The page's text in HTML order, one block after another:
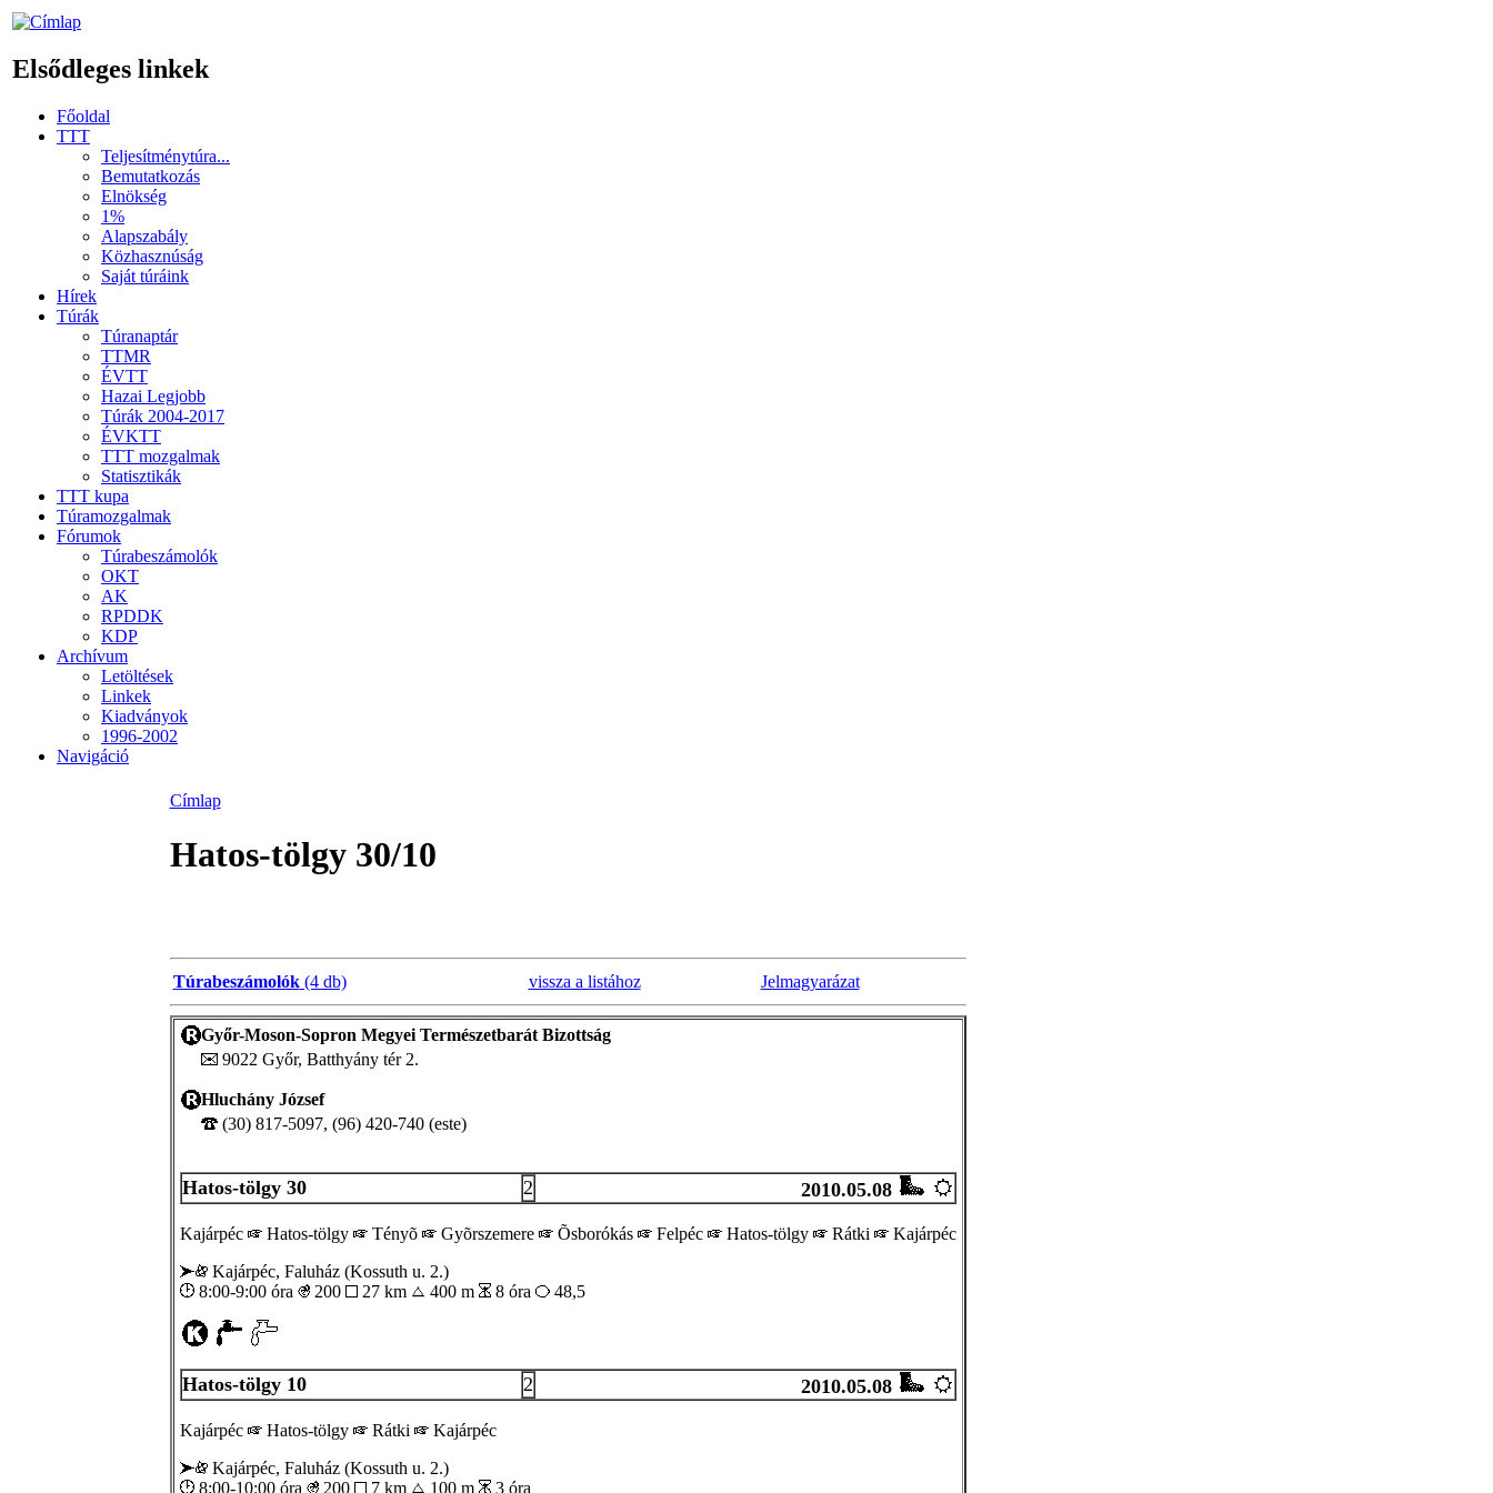
Elsődleges linkek
Főoldal
TTT
Teljesítménytúra...
Bemutatkozás
Elnökség
1%
Alapszabály
Közhasznúság
Saját túráink
Hírek
Túrák
Túranaptár
TTMR
ÉVTT
Hazai Legjobb
Túrák 2004-2017
ÉVKTT
TTT mozgalmak
Statisztikák
TTT kupa
Túramozgalmak
Fórumok
Túrabeszámolók
OKT
AK
RPDDK
KDP
Archívum
Letöltések
Linkek
Kiadványok
1996-2002
Navigáció
Címlap
Hatos-tölgy 30/10
Túrabeszámolók(4 db) vissza a listához Jelmagyarázat
Győr-Moson-Sopron Megyei Természetbarát Bizottság
9022 Győr, Batthyány tér 2.
Hluchány József
(30) 817-5097, (96) 420-740 (este)
Hatos-tölgy 30 2 2010.05.08
Kajárpéc Hatos-tölgy Tényõ Gyõrszemere Õsborókás Felpéc Hatos-tölgy Rátki
Kajárpéc
Kajárpéc, Faluház (Kossuth u. 2.)
8:00-9:00 óra
200 27 km 400 m 8 óra 48,5
Hatos-tölgy 10 2 2010.05.08
Kajárpéc Hatos-tölgy Rátki
Kajárpéc
Kajárpéc, Faluház (Kossuth u. 2.)
8:00-10:00 óra
200 7 km 100 m 3 óra